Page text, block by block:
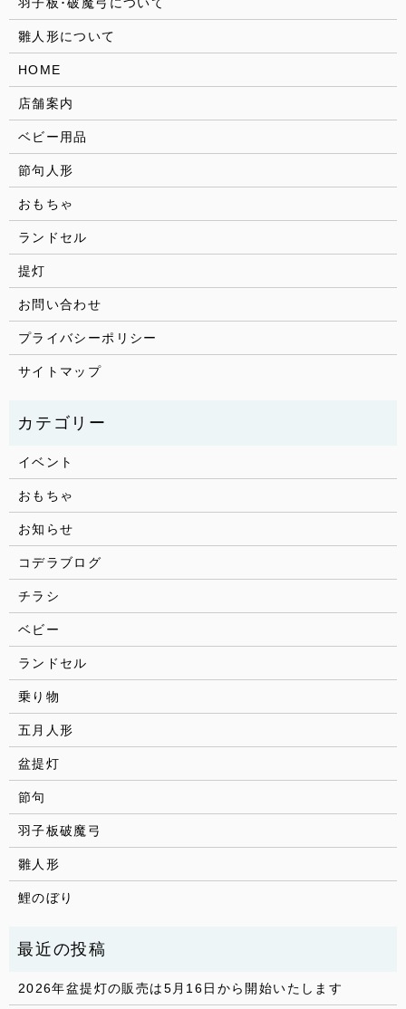
羽子板･破魔弓について
雛人形について
HOME
店舗案内
ベビー用品
節句人形
おもちゃ
ランドセル
提灯
お問い合わせ
プライバシーポリシー
サイトマップ
イベント
おもちゃ
お知らせ
コデラブログ
チラシ
ベビー
ランドセル
乗り物
五月人形
盆提灯
節句
羽子板破魔弓
雛人形
鯉のぼり
2026年盆提灯の販売は5月16日から開始いたします